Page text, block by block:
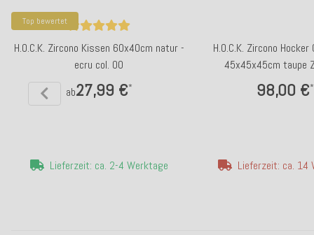
Top bewertet
H.O.C.K. Zircono Kissen 60x40cm natur -
ecru col. 00
ab27,99 €*
Lieferzeit: ca. 2-4 Werktage
H.O.C.K. Zircono
45x45x45cm taupe
98,00 €*
Lieferzeit: ca. 14